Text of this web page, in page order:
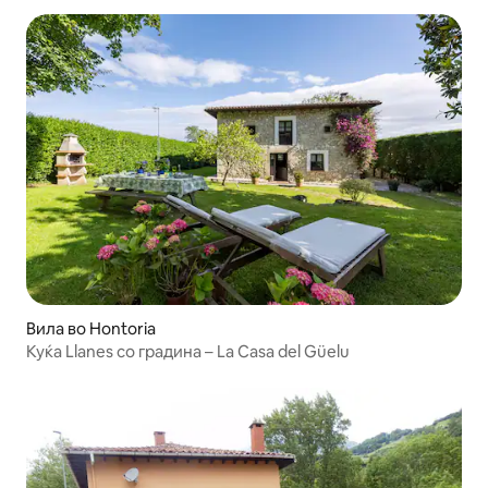
Вила во Hontoria
Куќа Llanes со градина – La Casa del Güelu